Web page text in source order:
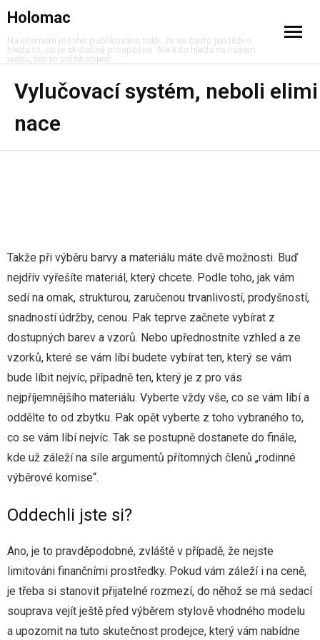
Holomac
Na internetu je toho publikováno tolik, že se často jen těžko
hledá to, co je skutečně prospěšné. Ale kdo hledá na našem
webu, ten to určitě objeví.
Cestování
Dům a byt
Móda
Peníze
Služby
Sport
Web
Zábava
Vylučovací systém, neboli elimi
nace
Takže při výběru barvy a materiálu máte dvě možnosti. Buď
nejdřív vyřešíte materiál, který chcete. Podle toho, jak vám
sedí na omak, strukturou, zaručenou trvanlivostí, prodyšností,
snadností údržby, cenou. Pak teprve začnete vybírat z
dostupných barev a vzorů. Nebo upřednostníte vzhled a ze
vzorků, které se vám líbí budete vybírat ten, který se vám
bude líbit nejvíc, případně ten, který je z pro vás
nejpříjemnějšího materiálu. Vyberte vždy vše, co se vám líbí a
oddělte to od zbytku. Pak opět vyberte z toho vybraného to,
co se vám líbí nejvíc. Tak se postupně dostanete do finále,
kde už záleží na síle argumentů přítomných členů „rodinné
výběrové komise“.
Oddechli jste si?
Ano, je to pravděpodobné, zvláště v případě, že nejste
limitováni finančními prostředky. Pokud vám záleží i na ceně,
je třeba si stanovit přijatelné rozmezí, do něhož se má sedací
souprava vejít ještě před výběrem stylově vhodného modelu
a upozornit na tuto skutečnost prodejce, který vám nabídne